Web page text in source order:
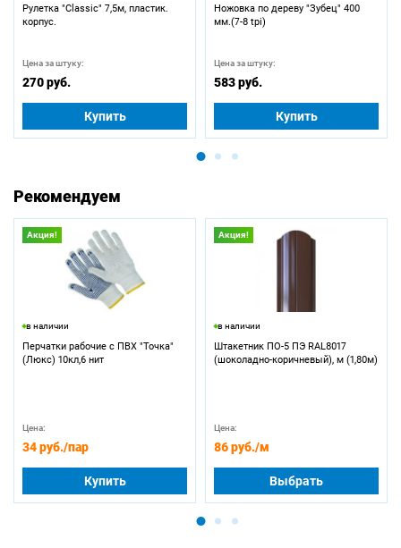
Рулетка "Classic" 7,5м, пластик.
корпус.
Цена за штуку:
270 руб.
Купить
Ножовка по дереву "Зубец" 400
мм.(7-8 tpi)
Цена за штуку:
583 руб.
Купить
Рекомендуем
Акция!
в наличии
Перчатки рабочие с ПВХ "Точка"
(Люкс) 10кл,6 нит
Цена:
34 руб./пар
Купить
Акция!
в наличии
Штакетник ПО-5 ПЭ RAL8017
(шоколадно-коричневый), м (1,80м)
Цена:
86 руб./м
Выбрать